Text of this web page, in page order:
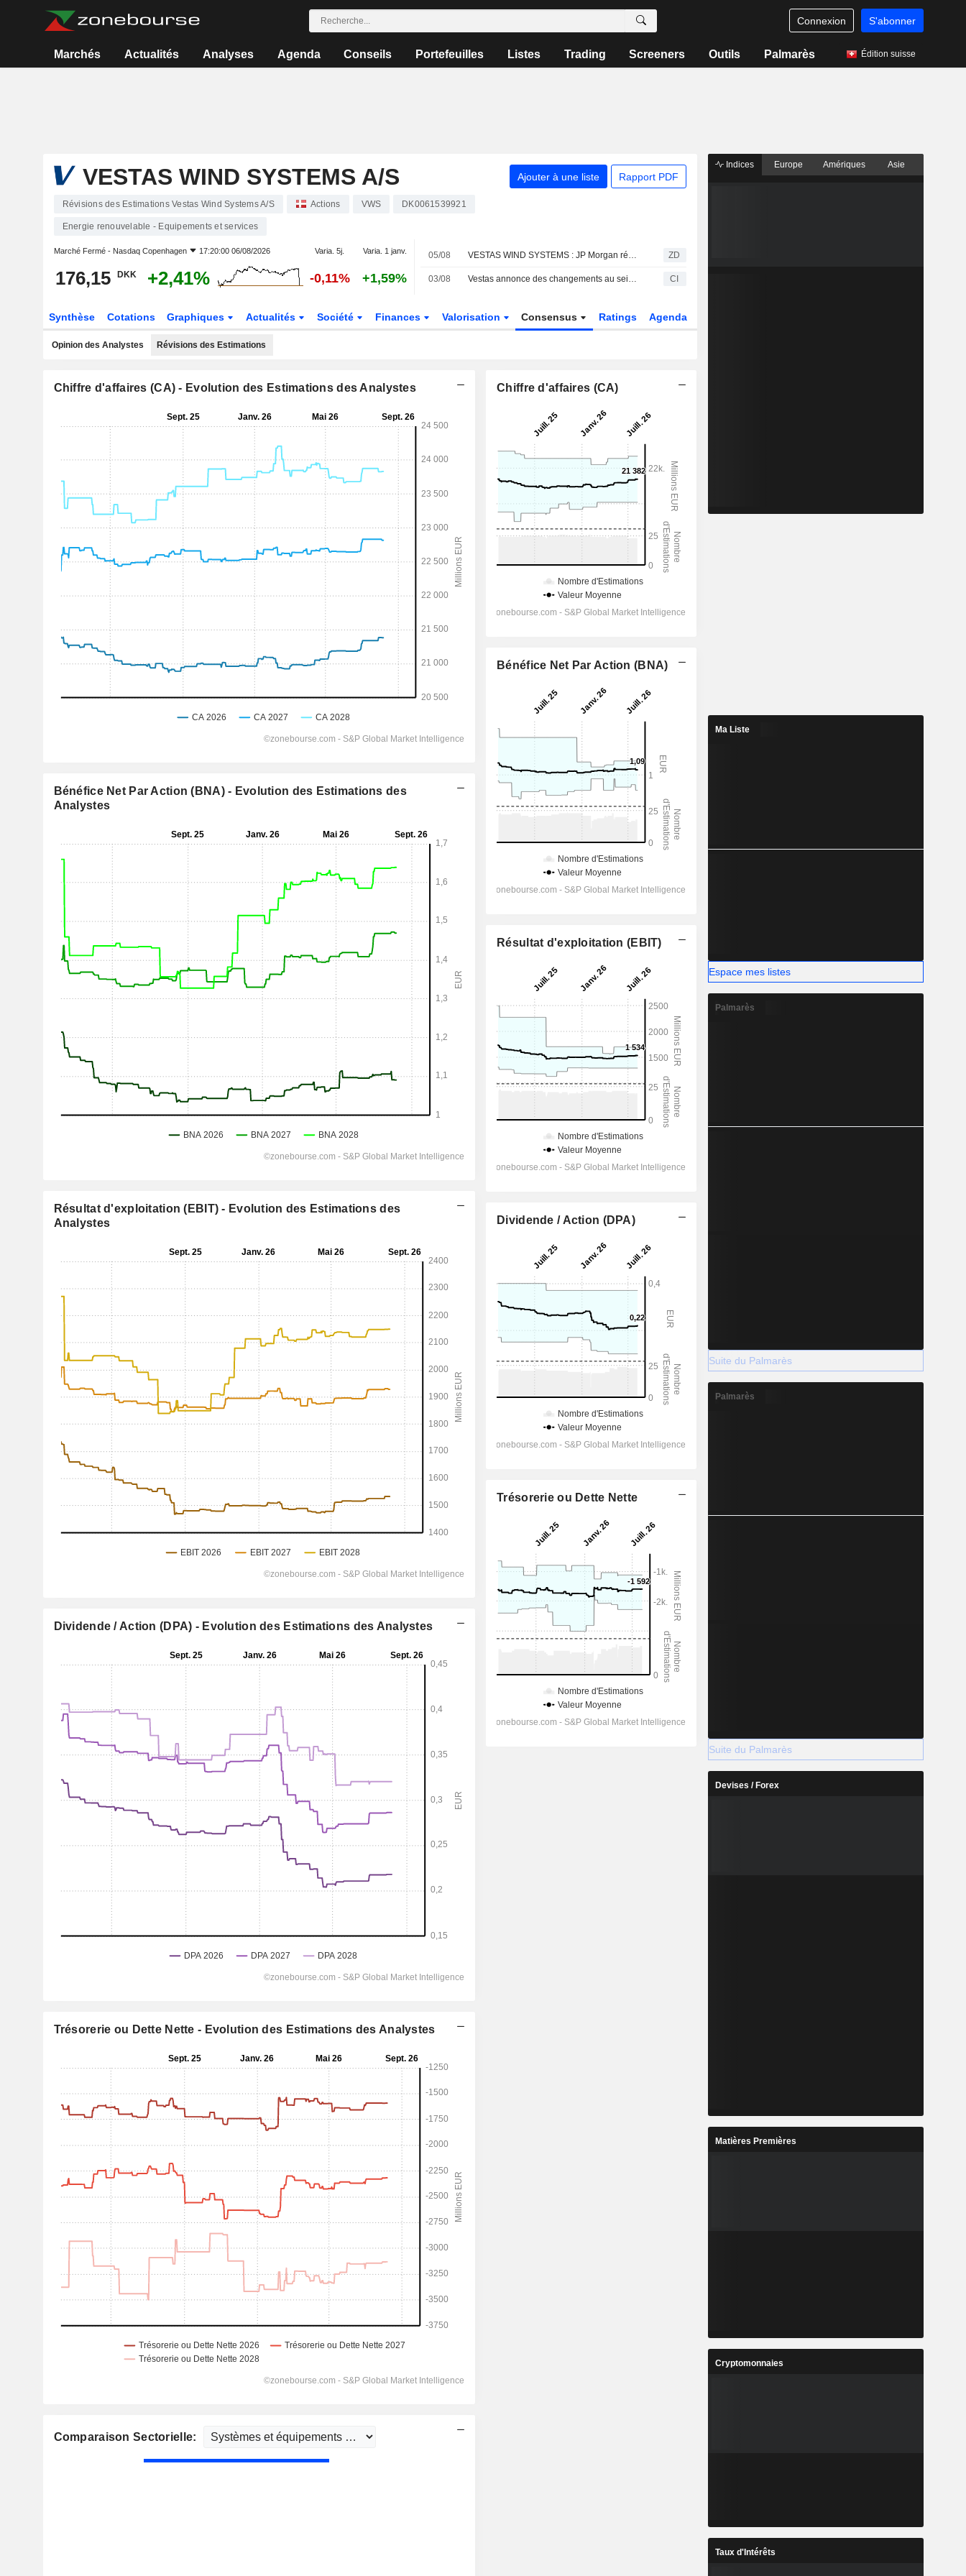
Connexion S'abonner
Marchés Actualités Analyses Agenda Conseils Portefeuilles Listes Trading Screeners Outils Palmarès Édition suisse
VESTAS WIND SYSTEMS A/S Ajouter à une liste Rapport PDF
Révisions des Estimations Vestas Wind Systems A/S Actions VWS DK0061539921
Energie renouvelable - Equipements et services
Marché Fermé - Nasdaq Copenhagen 17:20:00 06/08/2026 Varia. 5j. Varia. 1 janv.
176,15 DKK +2,41% -0,11% +1,59%
05/08 VESTAS WIND SYSTEMS : JP Morgan réitère son opinion positive sur le titre ZD
03/08 Vestas annonce des changements au sein de sa direction CI
Synthèse Cotations Graphiques Actualités Société Finances Valorisation Consensus Ratings Agenda
Opinion des Analystes Révisions des Estimations
Chiffre d'affaires (CA) - Evolution des Estimations des Analystes
Bénéfice Net Par Action (BNA) - Evolution des Estimations des
Analystes
Résultat d'exploitation (EBIT) - Evolution des Estimations des
Analystes
Dividende / Action (DPA) - Evolution des Estimations des Analystes
Trésorerie ou Dette Nette - Evolution des Estimations des Analystes
Comparaison Sectorielle:
Chiffre d'affaires (CA)
Bénéfice Net Par Action (BNA)
Résultat d'exploitation (EBIT)
Dividende / Action (DPA)
Trésorerie ou Dette Nette
Indices Europe Amériques Asie
Ma Liste
Espace mes listes
Palmarès
Suite du Palmarès
Palmarès
Suite du Palmarès
Devises / Forex
Matières Premières
Cryptomonnaies
Taux d'Intérêts